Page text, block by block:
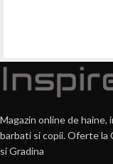
Magazin online de
barbati si copii. Oferte la
si Gradina